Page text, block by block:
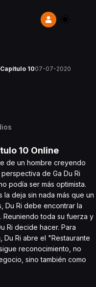
Capítulo 1007-07-2020
10 Online
de un hombre creyendo
de Ga Du Ri
podía ser más optimista.
deja sin nada más que un
Du Ri debe encontrar la
Reuniendo toda su fuerza y
Ri decide hacer. Para
Du Ri abre el "Restaurante
reconocimiento, no
sino también como